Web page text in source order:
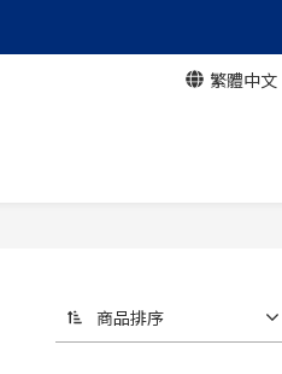
繁體中文
商品排序